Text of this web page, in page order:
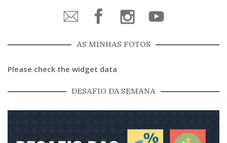
AS MINHAS FOTOS
Please check the widget data
DESAFIO DA SEMANA